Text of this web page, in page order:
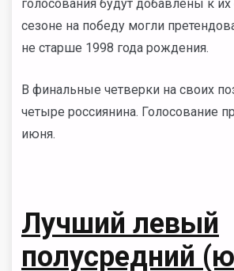
голосования будут добавлены к
сезоне на победу могли
не старше 1998 года рождения.
В финальные четверки на своих
четыре россиянина. Голосование
июня.
Лучший левый
полусредний